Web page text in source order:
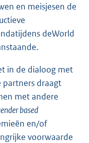
en meisjesen de
deWorld
in de dialoog met
partners draagt
met andere
based
en/of
voorwaarde